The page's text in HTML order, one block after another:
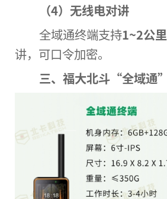
（4）无线电对讲
全域通终端支持1~2公里
讲，可口令加密。
三、福大北斗“全域通”